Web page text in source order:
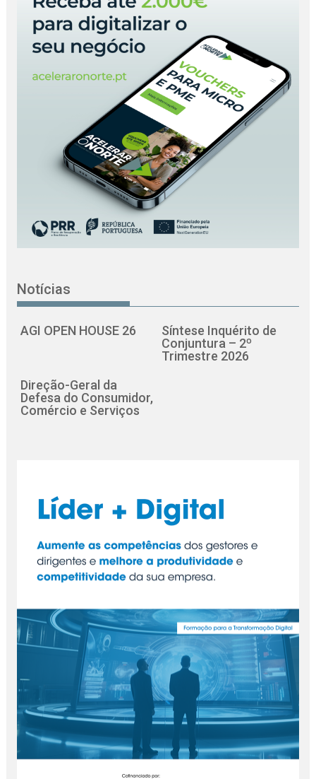
Notícias
AGI OPEN HOUSE 26
Síntese Inquérito de
Conjuntura – 2º
Trimestre 2026
Direção-Geral da
Defesa do Consumidor,
Comércio e Serviços